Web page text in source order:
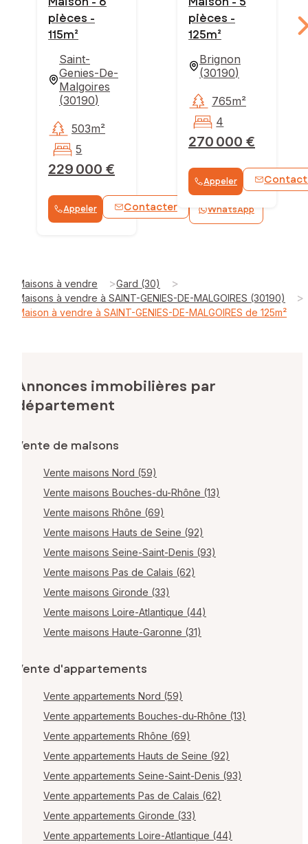
pièces -
115m²
Saint-
Genies-De-
Malgoires
(30190)
229 000 €
503m²
5
Appeler Contacter WhatsApp
pièces -
125m²
Brignon
(30190)
270 000 €
765m²
4
Appeler
Maisons à vendre >Gard (30) >
Maisons à vendre à SAINT-GENIES-DE-MALGOIRES (30190) >
Maison à vendre à SAINT-GENIES-DE-MALGOIRES de 125m²
Annonces immobilières par
département
Vente de maisons
Vente maisons Nord (59)
Vente maisons Bouches-du-Rhône (13)
Vente maisons Rhône (69)
Vente maisons Hauts de Seine (92)
Vente maisons Seine-Saint-Denis (93)
Vente maisons Pas de Calais (62)
Vente maisons Gironde (33)
Vente maisons Loire-Atlantique (44)
Vente maisons Haute-Garonne (31)
Vente d'appartements
Vente appartements Nord (59)
Vente appartements Bouches-du-Rhône (13)
Vente appartements Rhône (69)
Vente appartements Hauts de Seine (92)
Vente appartements Seine-Saint-Denis (93)
Vente appartements Pas de Calais (62)
Vente appartements Gironde (33)
Vente appartements Loire-Atlantique (44)